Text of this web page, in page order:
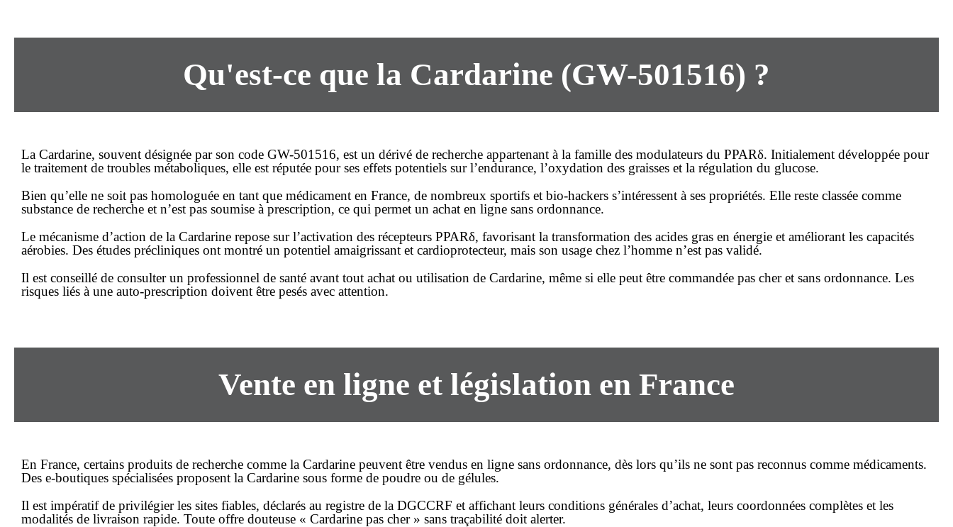
Qu'est-ce que la Cardarine (GW-501516) ?
La Cardarine, souvent désignée par son code GW-501516, est un dérivé de recherche appartenant à la famille des modulateurs du PPARδ. Initialement développée pour
le traitement de troubles métaboliques, elle est réputée pour ses effets potentiels sur l’endurance, l’oxydation des graisses et la régulation du glucose.
Bien qu’elle ne soit pas homologuée en tant que médicament en France, de nombreux sportifs et bio-hackers s’intéressent à ses propriétés. Elle reste classée comme
substance de recherche et n’est pas soumise à prescription, ce qui permet un achat en ligne sans ordonnance.
Le mécanisme d’action de la Cardarine repose sur l’activation des récepteurs PPARδ, favorisant la transformation des acides gras en énergie et améliorant les capacités
aérobies. Des études précliniques ont montré un potentiel amaigrissant et cardioprotecteur, mais son usage chez l’homme n’est pas validé.
Il est conseillé de consulter un professionnel de santé avant tout achat ou utilisation de Cardarine, même si elle peut être commandée pas cheret sans ordonnance. Les
risques liés à une auto-prescription doivent être pesés avec attention.
Vente en ligne et législation en France
En France, certains produits de recherche comme la Cardarine peuvent être vendus en ligne sans ordonnance, dès lors qu’ils ne sont pas reconnus comme médicaments.
Des e-boutiques spécialisées proposent la Cardarine sous forme de poudre ou de gélules.
Il est impératif de privilégier les sites fiables, déclarés au registre de la DGCCRF et affichant leurs conditions générales d’achat, leurs coordonnées complètes et les
modalités de livraison rapide. Toute offre douteuse « Cardarine pas cher» sans traçabilité doit alerter.